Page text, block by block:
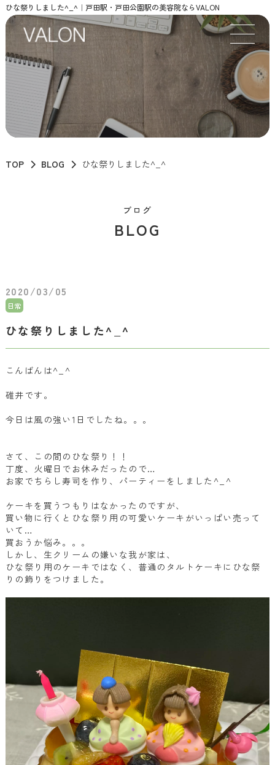
ひな祭りしました^_^｜戸田駅・戸田公園駅の美容院ならVALON
TOP BLOG ひな祭りしました^_^
ブログ
BLOG
2020/03/05
日常
ひな祭りしました^_^
こんばんは^_^
碓井です。
今日は風の強い1 日でしたね。。。
さて、この間のひな祭り！！
丁度、火曜日でお休みだったので…
お家でちらし寿司を作り、パーティーをしました ^_^
ケーキを買うつもりはなかったのですが、
買い物に行くとひな祭り用の可愛いケーキがいっぱい売って
いて …
買おうか悩み。。。
しかし、生クリームの嫌いな我が家は、
ひな祭り用のケーキではなく、普通のタルトケーキにひな祭
りの飾りをつけました。